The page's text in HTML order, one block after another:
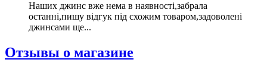
Наших джинс вже нема в наявності,забрала
останні,пишу відгук під схожим товаром,задоволені
джинсами ще...
Отзывы о магазине